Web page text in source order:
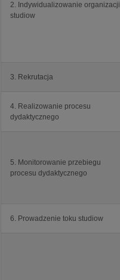
2. Indywidualizowanie organizacji
studiow
3. Rekrutacja
4. Realizowanie procesu
dydaktycznego
5. Monitorowanie przebiegu
procesu dydaktycznego
6. Prowadzenie toku studiow